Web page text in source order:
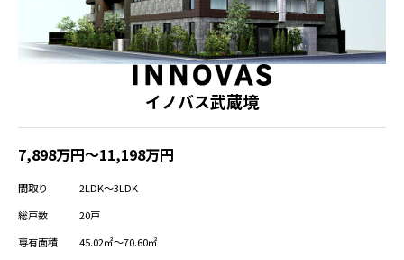
イノバス武蔵境
7,898万円～11,198万円
間取り
2LDK～3LDK
総戸数
20戸
専有面積
45.02㎡～70.60㎡